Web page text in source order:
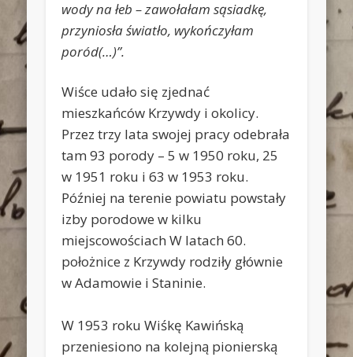
wody na łeb – zawołałam sąsiadkę,
przyniosła światło, wykończyłam
poród(…)”.
Wiśce udało się zjednać
mieszkańców Krzywdy i okolicy.
Przez trzy lata swojej pracy odebrała
tam 93 porody – 5 w 1950 roku, 25
w 1951 roku i 63 w 1953 roku.
Później na terenie powiatu powstały
izby porodowe w kilku
miejscowościach W latach 60.
położnice z Krzywdy rodziły głównie
w Adamowie i Staninie.
W 1953 roku Wiśkę Kawińską
przeniesiono na kolejną pionierską